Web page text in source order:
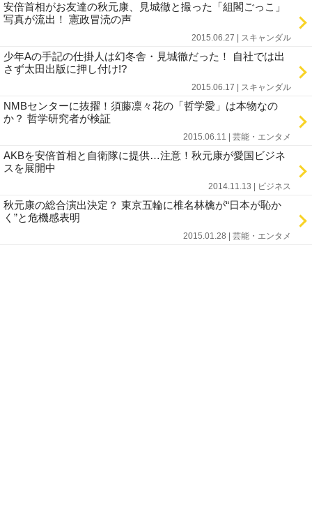
安倍首相がお友達の秋元康、見城徹と撮った「組閣ごっこ」
写真が流出！ 憲政冒涜の声
2015.06.27 | スキャンダル
少年Aの手記の仕掛人は幻冬舎・見城徹だった！ 自社では出
さず太田出版に押し付け!?
2015.06.17 | スキャンダル
NMBセンターに抜擢！須藤凛々花の「哲学愛」は本物なの
か？ 哲学研究者が検証
2015.06.11 | 芸能・エンタメ
AKBを安倍首相と自衛隊に提供…注意！秋元康が愛国ビジネ
スを展開中
2014.11.13 | ビジネス
秋元康の総合演出決定？ 東京五輪に椎名林檎が“日本が恥か
く”と危機感表明
2015.01.28 | 芸能・エンタメ